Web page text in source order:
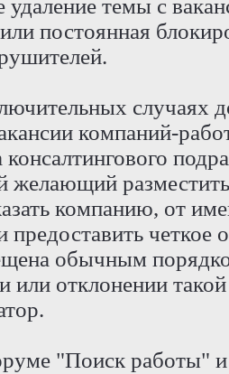
удаление темы с
постоянная
случаях
компаний-
консалтингового
желающий
компанию, от
предоставить четкое
обычным
или отклонении
"Поиск работы" и